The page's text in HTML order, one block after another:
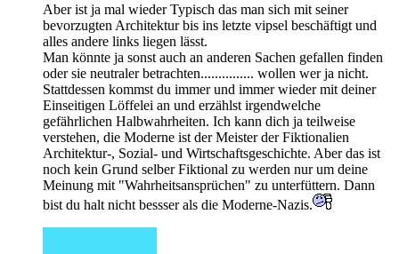
Aber ist ja mal wieder Typisch das man sich mit seiner
bevorzugten Architektur bis ins letzte vipsel beschäftigt und
alles andere links liegen lässt.
Man könnte ja sonst auch an anderen Sachen gefallen finden
oder sie neutraler betrachten............... wollen wer ja nicht.
Stattdessen kommst du immer und immer wieder mit deiner
Einseitigen Löffelei an und erzählst irgendwelche
gefährlichen Halbwahrheiten. Ich kann dich ja teilweise
verstehen, die Moderne ist der Meister der Fiktionalien
Architektur-, Sozial- und Wirtschaftsgeschichte. Aber das ist
noch kein Grund selber Fiktional zu werden nur um deine
Meinung mit "Wahrheitsansprüchen" zu unterfüttern. Dann
bist du halt nicht bessser als die Moderne-Nazis.